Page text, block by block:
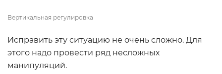
Вертикальная регулировка
Исправить эту ситуацию не очень сложно. Для
этого надо провести ряд несложных
манипуляций.